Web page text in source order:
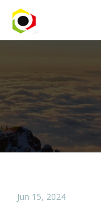
Jun 15, 2024